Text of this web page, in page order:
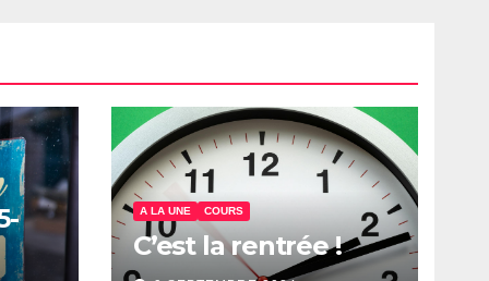
A LA UNE COURS
C’est la rentrée !